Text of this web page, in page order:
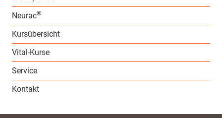
Neurac®
Kursübersicht
Vital-Kurse
Service
Kontakt